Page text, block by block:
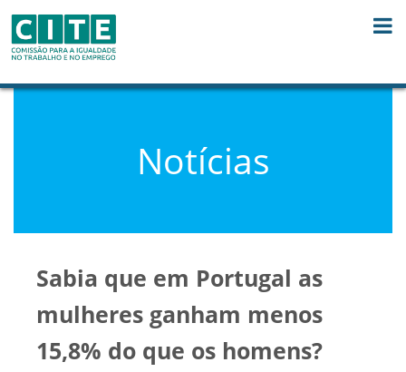
Notícias
Sabia que em Portugal as
mulheres ganham menos
15,8% do que os homens?